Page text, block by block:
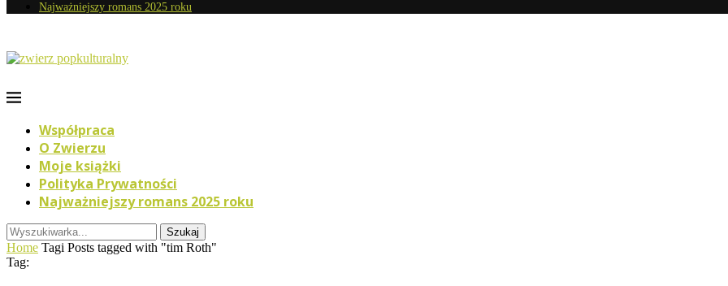
Najważniejszy romans 2025 roku
Współpraca
O Zwierzu
Moje książki
Polityka Prywatności
Najważniejszy romans 2025 roku
Szukaj
Home Tagi Posts tagged with "tim Roth"
Tag: